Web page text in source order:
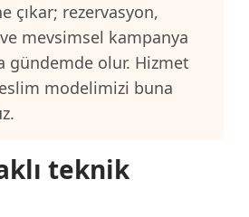
çıkar; rezervasyon,
mevsimsel kampanya
gündemde olur. Hizmet
modelimizi buna
teknik